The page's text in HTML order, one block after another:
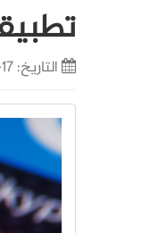
التاريخ:17-08-2017